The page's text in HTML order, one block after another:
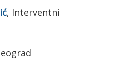
, Interventni